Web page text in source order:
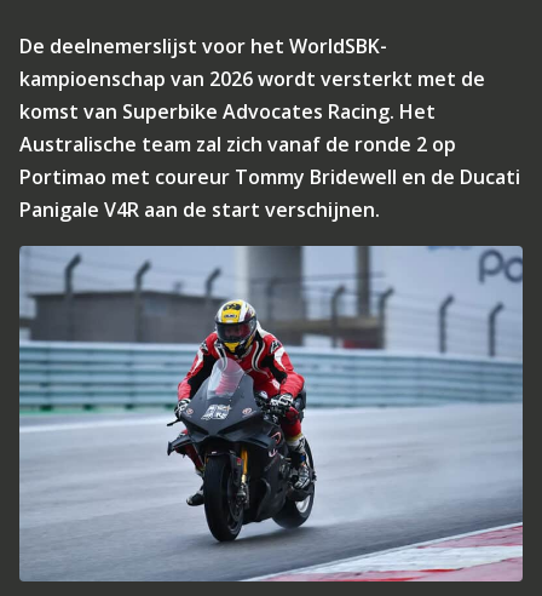
De deelnemerslijst voor het WorldSBK-
kampioenschap van 2026 wordt versterkt met de
komst van Superbike Advocates Racing. Het
Australische team zal zich vanaf de ronde 2 op
Portimao met coureur Tommy Bridewell en de Ducati
Panigale V4R aan de start verschijnen.